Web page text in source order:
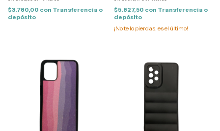
$3.780,00 con Transferencia o
depósito
$5.827,50 con Transferencia o
depósito
¡No te lo pierdas, es el último!